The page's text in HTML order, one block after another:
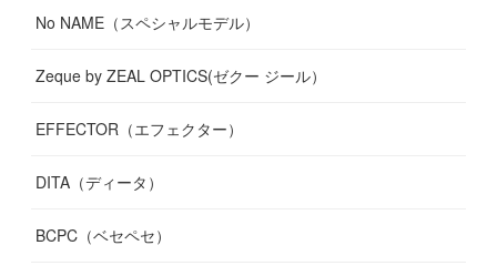
No NAME（スペシャルモデル）
Zeque by ZEAL OPTICS(ゼクー ジール）
EFFECTOR（エフェクター）
DITA（ディータ）
BCPC（ベセペセ）